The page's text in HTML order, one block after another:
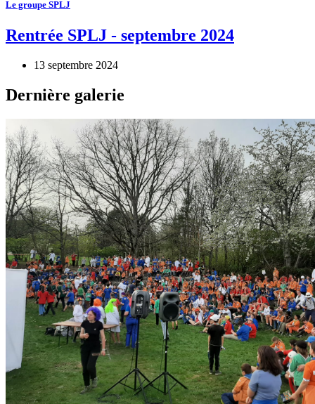
Le groupe SPLJ
Rentrée SPLJ - septembre 2024
13 septembre 2024
Dernière galerie